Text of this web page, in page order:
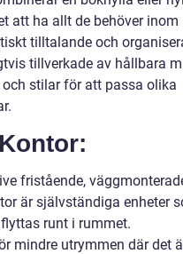
att ha allt de behöver inom
tilltalande och
tillverkade av hållbara
stilar för att passa olika
fristående,
är självständiga enheter
runt i rummet.
mindre utrymmen där det